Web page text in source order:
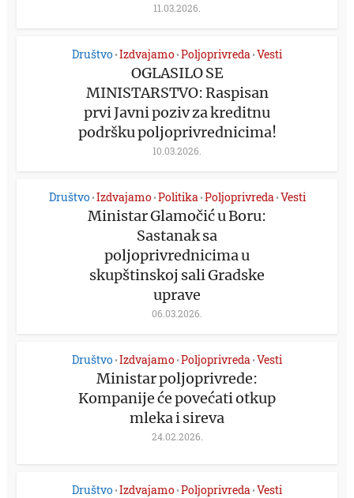
11.03.2026.
Društvo•Izdvajamo•Poljoprivreda•Vesti
OGLASILO SE
MINISTARSTVO: Raspisan
prvi Javni poziv za kreditnu
podršku poljoprivrednicima!
10.03.2026.
Društvo •Izdvajamo •Politika •Poljoprivreda •Vesti
Ministar Glamočić u Boru:
Sastanak sa
poljoprivrednicima u
skupštinskoj sali Gradske
uprave
06.03.2026.
Društvo•Izdvajamo•Poljoprivreda•Vesti
Ministar poljoprivrede:
Kompanije će povećati otkup
mleka i sireva
24.02.2026.
Društvo•Izdvajamo•Poljoprivreda•Vesti